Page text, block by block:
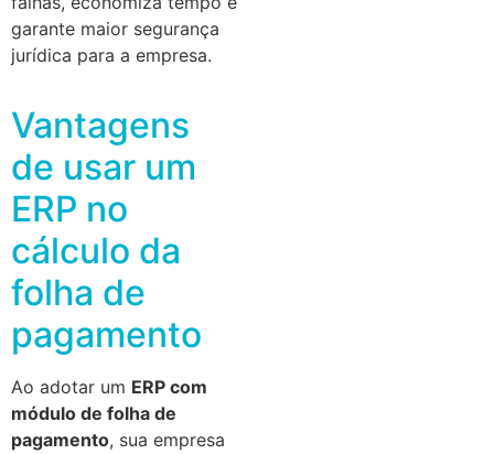
garante maior segurança
jurídica para a empresa.
Vantagens
de usar um
ERP no
cálculo da
folha de
pagamento
Ao adotar um ERP com
módulo de folha de
pagamento, sua empresa